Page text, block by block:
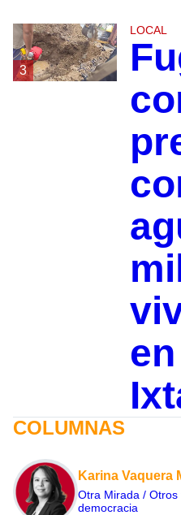
3
LOCAL
en
COLUMNAS
Karina Vaquera
Otra Mirada /
democracia